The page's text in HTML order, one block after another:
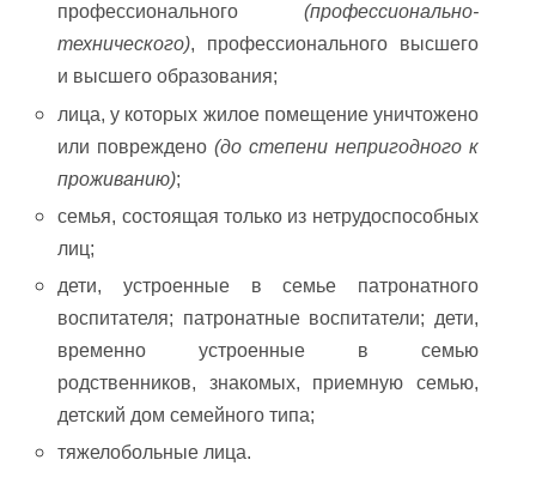
профессионального (профессионально-
технического), профессионального высшего
и высшего образования;
лица, у которых жилое помещение уничтожено
или повреждено(до степени непригодного к
проживанию);
семья, состоящая только из нетрудоспособных
лиц;
дети, устроенные в семье патронатного
воспитателя; патронатные воспитатели; дети,
временно устроенные в семью
родственников, знакомых, приемную семью,
детский дом семейного типа;
тяжелобольные лица.